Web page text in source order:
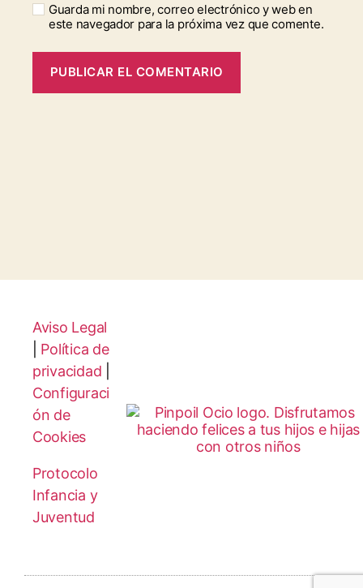
Guarda mi nombre, correo electrónico y web en
este navegador para la próxima vez que comente.
Aviso Legal
Política de
privacidad
Configuraci
ón de
Cookies
Protocolo
Infancia y
Juventud